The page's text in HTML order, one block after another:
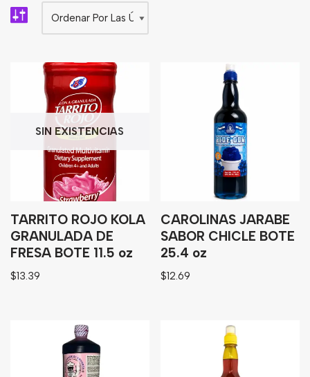
Mascarilla facial
Básicos de Cocina
Granos
Harinas
Edulcorante
Enlatados
Sopas
Atoles
Condimentos
SIN EXISTENCIAS
TARRITO ROJO KOLA
GRANULADA DE
FRESA BOTE 11.5 oz
$13.39
CAROLINAS JARABE
SABOR CHICLE BOTE
25.4 oz
$12.69